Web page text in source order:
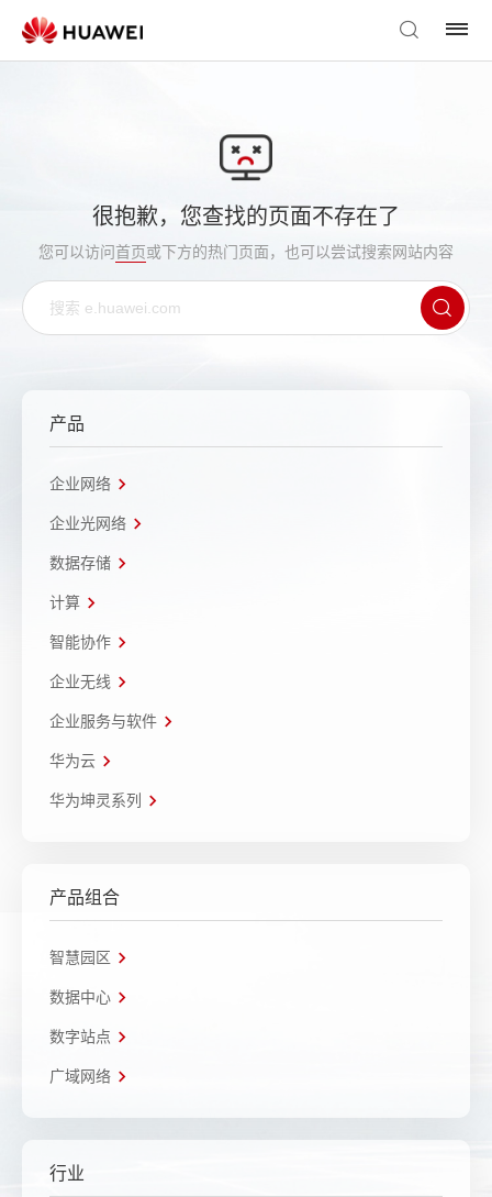
很抱歉，您查找的页面不存在了
您可以访问首页或下方的热门页面，也可以尝试搜索网站内容
产品
企业网络
企业光网络
数据存储
计算
智能协作
企业无线
企业服务与软件
华为云
华为坤灵系列
产品组合
智慧园区
数据中心
数字站点
广域网络
行业